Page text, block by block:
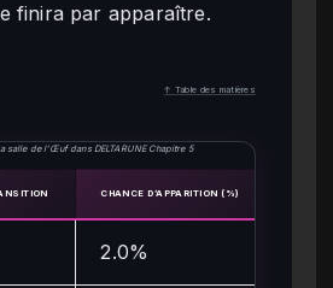
finira par apparaître.
↑ Table des matières
salle de l’Œuf dans DELTARUNE Chapitre 5
CHANCE D’APPARITION (%)
2.0%